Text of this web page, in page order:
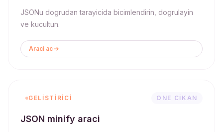
JSONu dogrudan tarayicida bicimlendirin, dogrulayin
ve kucultun.
Araci ac
GELISTIRICI ONE CIKAN
JSON minify araci